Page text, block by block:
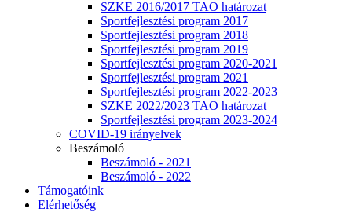
SZKE 2016/2017 TAO határozat
Sportfejlesztési program 2017
Sportfejlesztési program 2018
Sportfejlesztési program 2019
Sportfejlesztési program 2020-2021
Sportfejlesztési program 2021
Sportfejlesztési program 2022-2023
SZKE 2022/2023 TAO határozat
Sportfejlesztési program 2023-2024
COVID-19 irányelvek
Beszámoló
Beszámoló - 2021
Beszámoló - 2022
Támogatóink
Elérhetőség